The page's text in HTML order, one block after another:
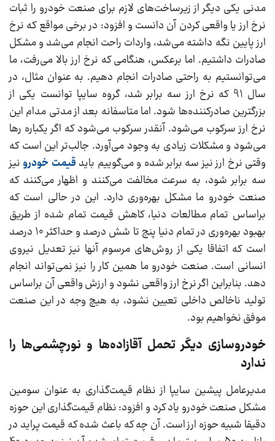
مدنی یکی دیگر از زیرساخت‌های لازم برای صنعت خودرو را ثبات
نرخ ارز یا واقعی کردن آن دانست و افزود: در برخی مواقع که نرخ
ارز پایین نگه داشته می‌شد، واردات راحت انجام می‌شد و مشکل
صادرات داشتیم. اما برعکس، هنگامی که نرخ ارز بالا می‌رفت، ما
می‌توانستیم به راحتی صادرات انجام دهیم. به عنوان مثال، در
سال 91 که نرخ ارز سه برابر شد، گروه سایپا توانست یکی از
بزرگترین صادرکننده‌ها شود. اما متاسفانه بعد از مدتی مدام این
نرخ ارز سرکوب می‌شود. آنقدر سرکوب می‌شود که اگر یکباره رها
می‌شود و مشکلات زیادی به وجود می‌آورد. جالب‌تر این است که
وقتی نرخ ارز نیز سه برابر شده و می‌گوییم باید قیمت خودرو نیز
سه برابر شود، به سرعت مخالفت می‌کنند و اظهار می‌کنند که
صنعت خودرو ما مشکل بهره‌وری دارد. این در حالی است که
براساس تمام مطالعات دنیا، کاهش قیمت تمام شده از طریق
بهبود بهره‌وری در تمام دنیا پنج تا شش درصد و حداکثر 10 درصد
است که اتفاقا یکی از روش‌های مرسوم آنها نیز تعدیل نیروی
انسانی است. صنعت خودرو ما همین کار را نیز نمی‌تواند انجام
دهد. بنابراین اگر نرخ ارز واقعی نشود و ارزش واقعی آن براساس
تولید ناخالص داخلی تعیین نشود، به هیچ وجه در این صنعت
موفق نخواهیم بود.
خودروسازی دیگر تحمل آقازاده‌ها و نورچشمی‌ها را
ندارد
مدیرعامل پیشین سایپا از نظام قیمت‌گذاری به عنوان سومین
مشکل صنعت خودرو یاد کرد و افزود: نظام قیمت‌گذاری این حوزه
دقیقا شبیه حوزه ارز است. آن چه که باعث شده که قیمت پراید در